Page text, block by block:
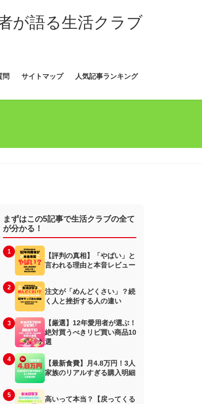
が語る生活クラブ
問 サイトマップ 人気記事ランキング
まずはこの5記事で生活クラブの全て
が分かる！
1
【評判の真相】「やばい」と
言われる理由と本音レビュー
2
注文が「めんどくさい」？続
く人と挫折する人の違い
3
【厳選】12年愛用者が選ぶ！
絶対買うべきリピ買い商品10
選
4
【最新食費】月4.8万円！3人
家族のリアルすぎる購入明細
5
高いって本当？【戻ってくる